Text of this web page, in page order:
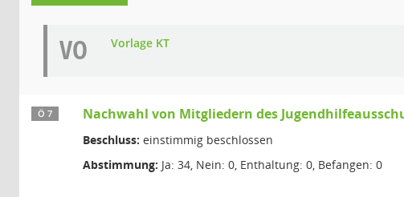
VO Vorlage KT
Ö 7 Nachwahl von Mitgliedern des
Beschluss: einstimmig beschlossen
Abstimmung: Ja: 34, Nein: 0, Enthaltung: 0, Befangen: 0